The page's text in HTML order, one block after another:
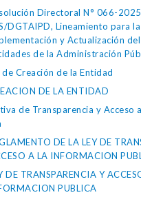
Directoral N° 066-
DGTAIPD, Lineamiento para la
y Actualización del
de la Administración
Creación de la Entidad
DE LA ENTIDAD
de Transparencia y Acceso
DE LA LEY DE
A LA INFORMACION
DE TRANSPARENCIA Y
PUBLICA